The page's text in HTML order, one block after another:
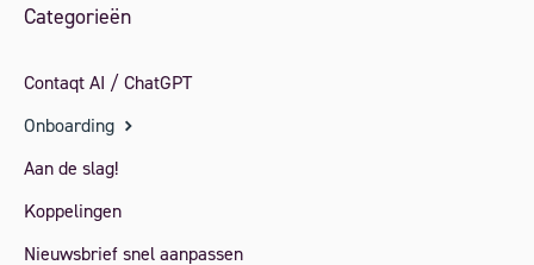
Categorieën
Contaqt AI / ChatGPT
Onboarding
Aan de slag!
Koppelingen
Nieuwsbrief snel aanpassen